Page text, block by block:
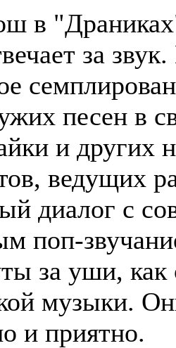
в
за
песен в
и других
ведущих
диалог с
поп-
за уши, как
музыки.
и приятно.